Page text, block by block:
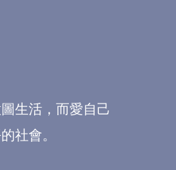
生活，而愛自己
社會。